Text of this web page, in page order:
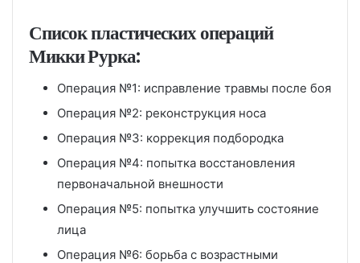
Список пластических операций
Микки Рурка:
Операция №1: исправление травмы после боя
Операция №2: реконструкция носа
Операция №3: коррекция подбородка
Операция №4: попытка восстановления
первоначальной внешности
Операция №5: попытка улучшить состояние
лица
Операция №6: борьба с возрастными